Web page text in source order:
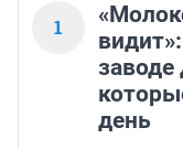
1
день